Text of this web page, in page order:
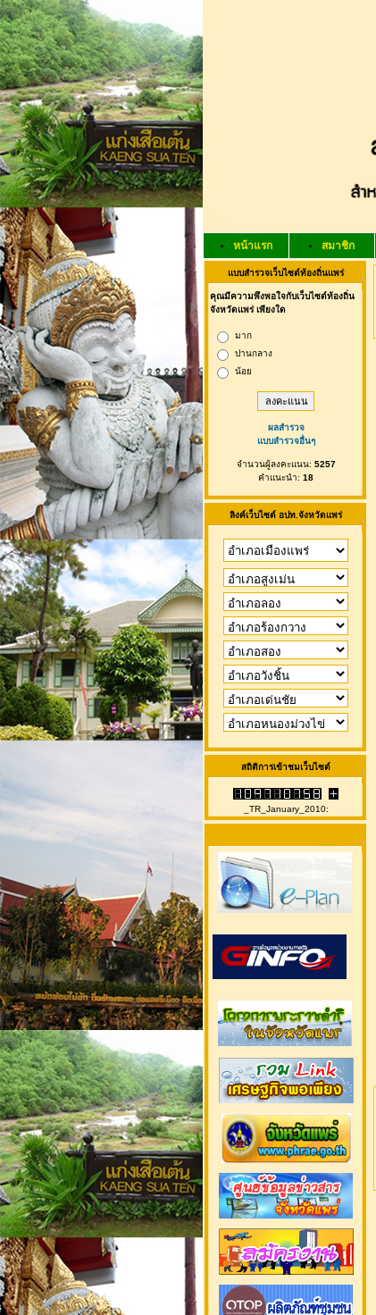
หน้าแรก สมาชิก
แบบสำรวจเว็บไซต์ท้องถิ่นแพร่
คุณมีความพึงพอใจกับเว็บไซต์ท้องถิ่น
จังหวัดแพร่ เพียงใด
มาก
ปานกลาง
น้อย
ผลสำรวจ
แบบสำรวจอื่นๆ
จำนวนผู้ลงคะแนน: 5257
คำแนะนำ: 18
ลิงค์เว็บไซต์ อปท.จังหวัดแพร่
สถิติการเข้าชมเว็บไซต์
_TR_January_2010: